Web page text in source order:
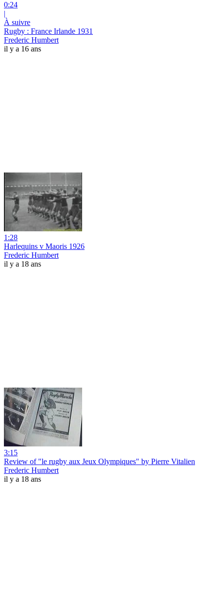
0:24
|
À suivre
Rugby : France Irlande 1931
Frederic Humbert
il y a 16 ans
1:28
Harlequins v Maoris 1926
Frederic Humbert
il y a 18 ans
3:15
Review of "le rugby aux Jeux Olympiques" by Pierre Vitalien
Frederic Humbert
il y a 18 ans